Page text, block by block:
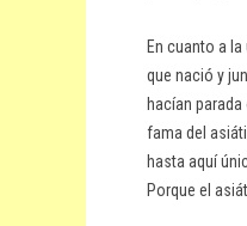
En cuanto a
que nació y
hacían
fama del
hasta aquí
Porque el